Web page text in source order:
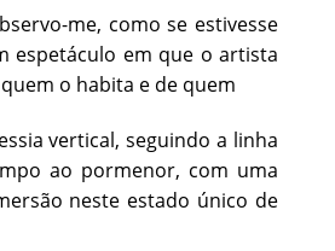
me, como se estivesse
espetáculo em que o artista
o habita e de quem
vertical, seguindo a linha
ao pormenor, com uma
neste estado único de